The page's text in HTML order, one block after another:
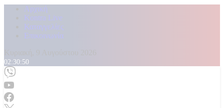
Αρχική
Kontra Live
Καταγγελίες
Επικοινωνία
02:30:52